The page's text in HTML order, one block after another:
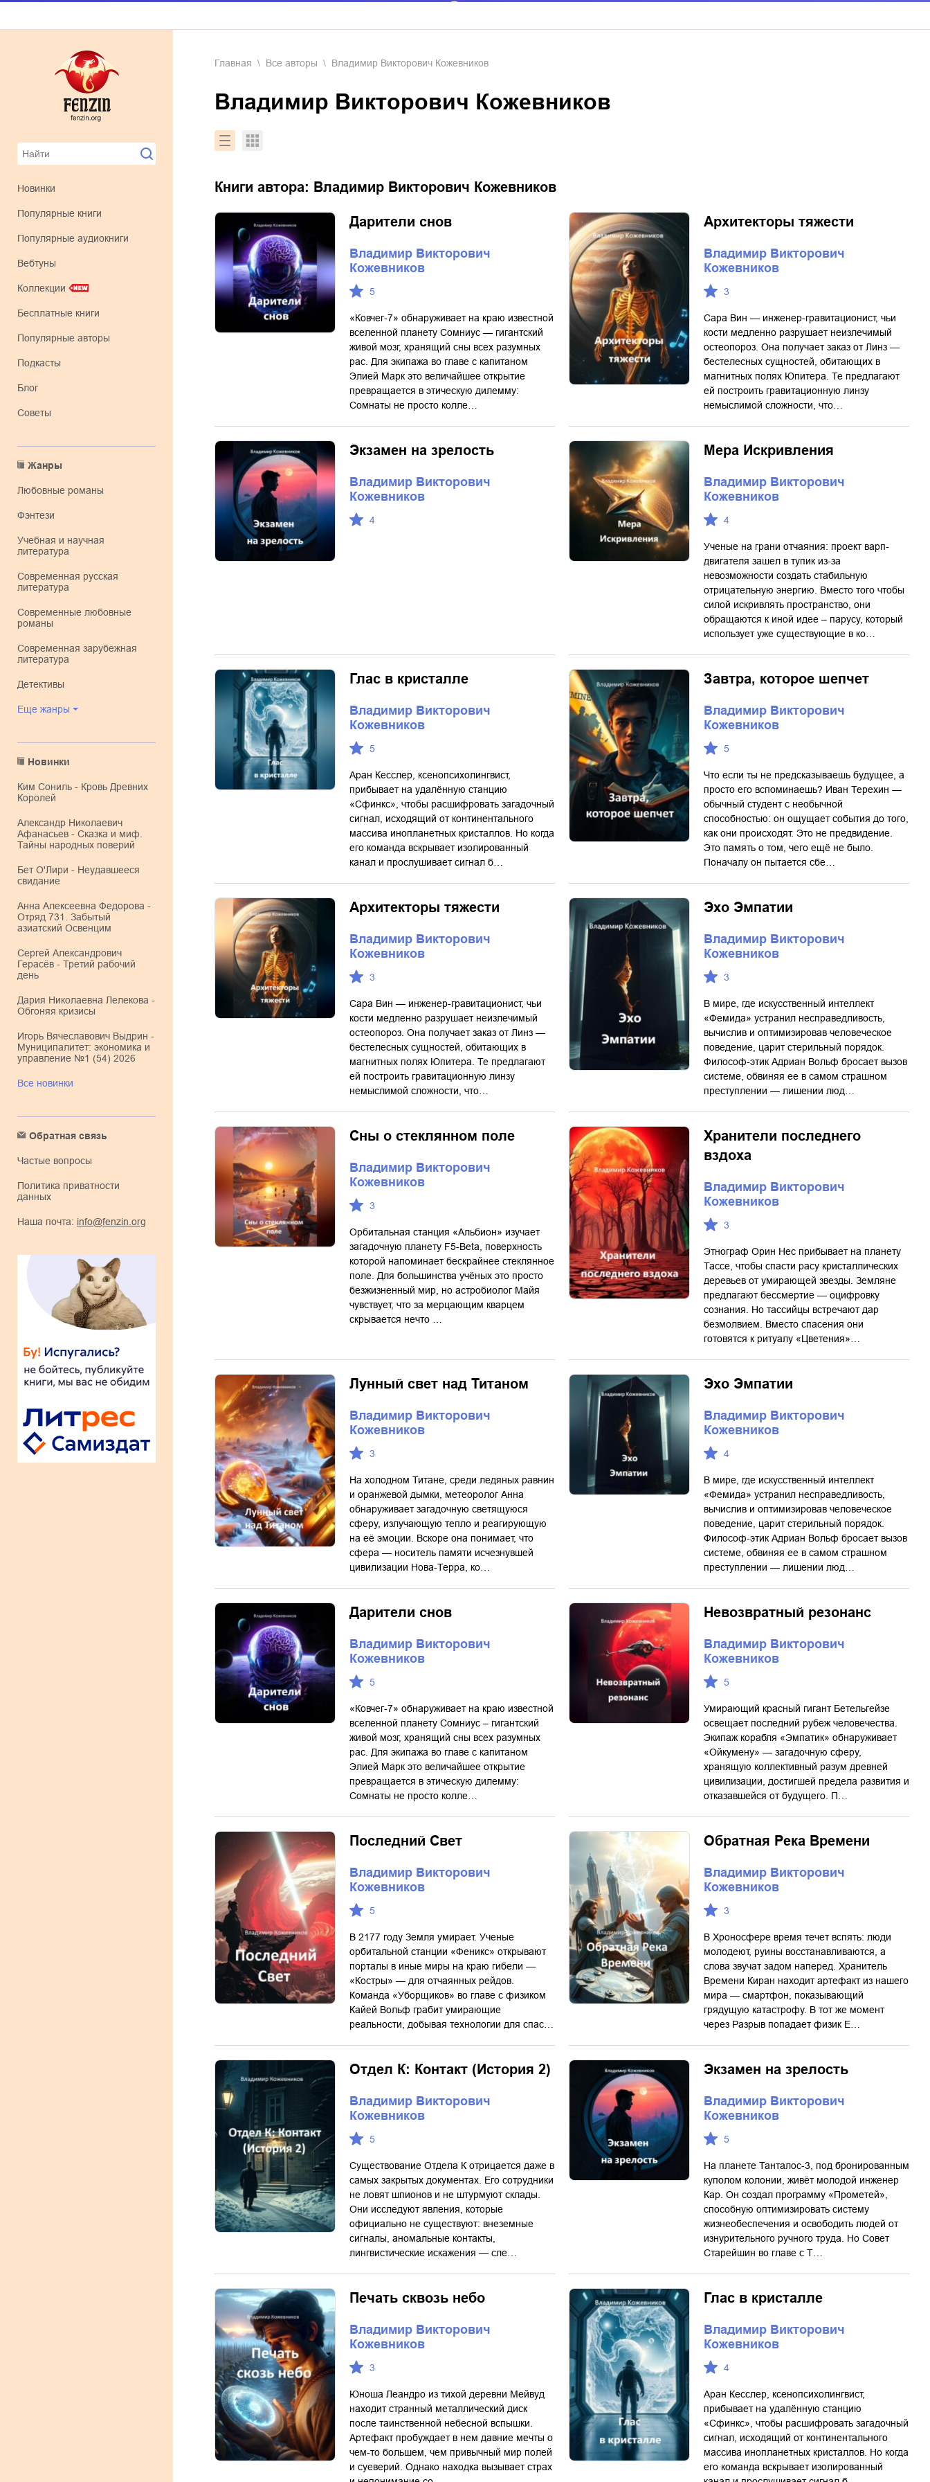
Новинки
Популярные книги
Популярные аудиокниги
Вебтуны
Коллекции
Бесплатные книги
Популярные авторы
Подкасты
Блог
Советы
Жанры
любовные романы
фэнтези
учебная и научная
литература
современная русская
литература
современные любовные
романы
современная зарубежная
литература
детективы
Еще жанры
Новинки
Ким Сониль - Кровь Древних
Королей
Александр Николаевич
Афанасьев - Сказка и миф.
Тайны народных поверий
Бет О'Лири - Неудавшееся
свидание
Анна Алексеевна Федорова -
Отряд 731. Забытый
азиатский Освенцим
Сергей Александрович
Герасёв - Третий рабочий
день
Дария Николаевна Лелекова -
Обгоняя кризисы
Игорь Вячеславович Выдрин -
Муниципалитет: экономика и
управление №1 (54) 2026
Все новинки
Обратная связь
Частые вопросы
Политика приватности
данных
Наша почта: info@fenzin.org
Главная Все авторы Владимир Викторович Кожевников
Владимир Викторович Кожевников
Книги автора: Владимир Викторович Кожевников
Дарители снов
Владимир Викторович
Кожевников
5
«Ковчег-7» обнаруживает на краю известной
вселенной планету Сомниус — гигантский
живой мозг, хранящий сны всех разумных
рас. Для экипажа во главе с капитаном
Элией Марк это величайшее открытие
превращается в этическую дилемму:
Сомнаты не просто колле…
Архитекторы тяжести
Владимир Викторович
Кожевников
3
Сара Вин — инженер-гравитационист, чьи
кости медленно разрушает неизлечимый
остеопороз. Она получает заказ от Линз —
бестелесных сущностей, обитающих в
магнитных полях Юпитера. Те предлагают
ей построить гравитационную линзу
немыслимой сложности, что…
Экзамен на зрелость
Владимир Викторович
Кожевников
4
Мера Искривления
Владимир Викторович
Кожевников
4
Ученые на грани отчаяния: проект варп-
двигателя зашел в тупик из-за
невозможности создать стабильную
отрицательную энергию. Вместо того чтобы
силой искривлять пространство, они
обращаются к иной идее – парусу, который
использует уже существующие в ко…
Глас в кристалле
Владимир Викторович
Кожевников
5
Аран Кесслер, ксенопсихолингвист,
прибывает на удалённую станцию
«Сфинкс», чтобы расшифровать загадочный
сигнал, исходящий от континентального
массива инопланетных кристаллов. Но когда
его команда вскрывает изолированный
канал и прослушивает сигнал б…
Завтра, которое шепчет
Владимир Викторович
Кожевников
5
Что если ты не предсказываешь будущее, а
просто его вспоминаешь? Иван Терехин —
обычный студент с необычной
способностью: он ощущает события до того,
как они происходят. Это не предвидение.
Это память о том, чего ещё не было.
Поначалу он пытается сбе…
Архитекторы тяжести
Владимир Викторович
Кожевников
3
Сара Вин — инженер-гравитационист, чьи
кости медленно разрушает неизлечимый
остеопороз. Она получает заказ от Линз —
бестелесных сущностей, обитающих в
магнитных полях Юпитера. Те предлагают
ей построить гравитационную линзу
немыслимой сложности, что…
Эхо Эмпатии
Владимир Викторович
Кожевников
3
В мире, где искусственный интеллект
«Фемида» устранил несправедливость,
вычислив и оптимизировав человеческое
поведение, царит стерильный порядок.
Философ-этик Адриан Вольф бросает вызов
системе, обвиняя ее в самом страшном
преступлении — лишении люд…
Сны о стеклянном поле
Владимир Викторович
Кожевников
3
Орбитальная станция «Альбион» изучает
загадочную планету F5-Beta, поверхность
которой напоминает бескрайнее стеклянное
поле. Для большинства учёных это просто
безжизненный мир, но астробиолог Майя
чувствует, что за мерцающим кварцем
скрывается нечто …
Хранители последнего
вздоха
Владимир Викторович
Кожевников
3
Этнограф Орин Нес прибывает на планету
Тассе, чтобы спасти расу кристаллических
деревьев от умирающей звезды. Земляне
предлагают бессмертие — оцифровку
сознания. Но тассийцы встречают дар
безмолвием. Вместо спасения они
готовятся к ритуалу «Цветения»…
Лунный свет над Титаном
Владимир Викторович
Кожевников
3
На холодном Титане, среди ледяных равнин
и оранжевой дымки, метеоролог Анна
обнаруживает загадочную светящуюся
сферу, излучающую тепло и реагирующую
на её эмоции. Вскоре она понимает, что
сфера — носитель памяти исчезнувшей
цивилизации Нова-Терра, ко…
Эхо Эмпатии
Владимир Викторович
Кожевников
4
В мире, где искусственный интеллект
«Фемида» устранил несправедливость,
вычислив и оптимизировав человеческое
поведение, царит стерильный порядок.
Философ-этик Адриан Вольф бросает вызов
системе, обвиняя ее в самом страшном
преступлении — лишении люд…
Дарители снов
Владимир Викторович
Кожевников
5
«Ковчег-7» обнаруживает на краю известной
вселенной планету Сомниус – гигантский
живой мозг, хранящий сны всех разумных
рас. Для экипажа во главе с капитаном
Элией Марк это величайшее открытие
превращается в этическую дилемму:
Сомнаты не просто колле…
Невозвратный резонанс
Владимир Викторович
Кожевников
5
Умирающий красный гигант Бетельгейзе
освещает последний рубеж человечества.
Экипаж корабля «Эмпатик» обнаруживает
«Ойкумену» — загадочную сферу,
хранящую коллективный разум древней
цивилизации, достигшей предела развития и
отказавшейся от будущего. П…
Последний Свет
Владимир Викторович
Кожевников
5
В 2177 году Земля умирает. Ученые
орбитальной станции «Феникс» открывают
порталы в иные миры на краю гибели —
«Костры» — для отчаянных рейдов.
Команда «Уборщиков» во главе с физиком
Кайей Вольф грабит умирающие
реальности, добывая технологии для спас…
Обратная Река Времени
Владимир Викторович
Кожевников
3
В Хроносфере время течет вспять: люди
молодеют, руины восстанавливаются, а
слова звучат задом наперед. Хранитель
Времени Киран находит артефакт из нашего
мира — смартфон, показывающий
грядущую катастрофу. В тот же момент
через Разрыв попадает физик Е…
Отдел К: Контакт (История 2)
Владимир Викторович
Кожевников
5
Существование Отдела К отрицается даже в
самых закрытых документах. Его сотрудники
не ловят шпионов и не штурмуют склады.
Они исследуют явления, которые
официально не существуют: внеземные
сигналы, аномальные контакты,
лингвистические искажения — сле…
Экзамен на зрелость
Владимир Викторович
Кожевников
5
На планете Танталос-3, под бронированным
куполом колонии, живёт молодой инженер
Кар. Он создал программу «Прометей»,
способную оптимизировать систему
жизнеобеспечения и освободить людей от
изнурительного ручного труда. Но Совет
Старейшин во главе с Т…
Печать сквозь небо
Владимир Викторович
Кожевников
3
Юноша Леандро из тихой деревни Мейвуд
находит странный металлический диск
после таинственной небесной вспышки.
Артефакт пробуждает в нем давние мечты о
чем-то большем, чем привычный мир полей
и суеверий. Однако находка вызывает страх
Глас в кристалле
Владимир Викторович
Кожевников
4
Аран Кесслер, ксенопсихолингвист,
прибывает на удалённую станцию
«Сфинкс», чтобы расшифровать загадочный
сигнал, исходящий от континентального
массива инопланетных кристаллов. Но когда
его команда вскрывает изолированный